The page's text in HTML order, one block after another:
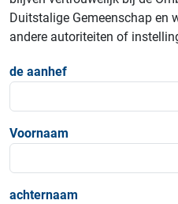
Duitstalige Gemeenschap en
andere autoriteiten of
de aanhef
Voornaam
achternaam